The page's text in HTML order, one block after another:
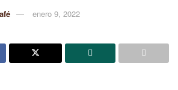
enero 9, 2022